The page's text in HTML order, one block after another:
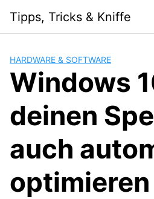
content
Tipps, Tricks & Kniffe
HARDWARE & SOFTWARE
Windows
deinen
auch
optimieren